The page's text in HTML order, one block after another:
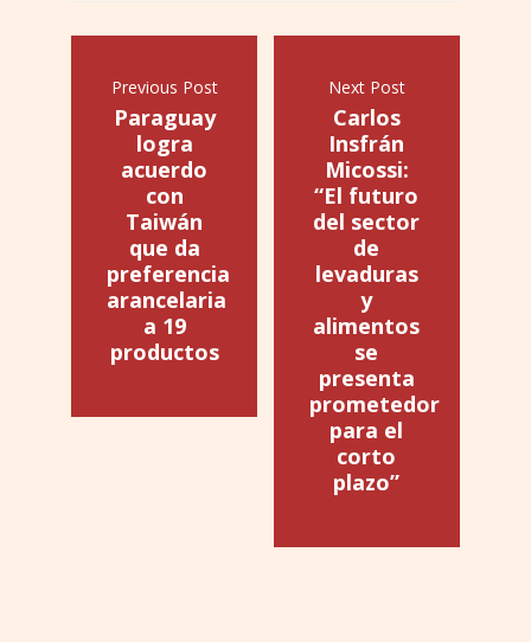
Previous Post
Paraguay
logra
acuerdo
con
Taiwán
que da
preferencia
arancelaria
a 19
productos
Next Post
Carlos
Insfrán
Micossi:
“El futuro
del sector
de
levaduras
y
alimentos
se
presenta
prometedor
para el
corto
plazo”